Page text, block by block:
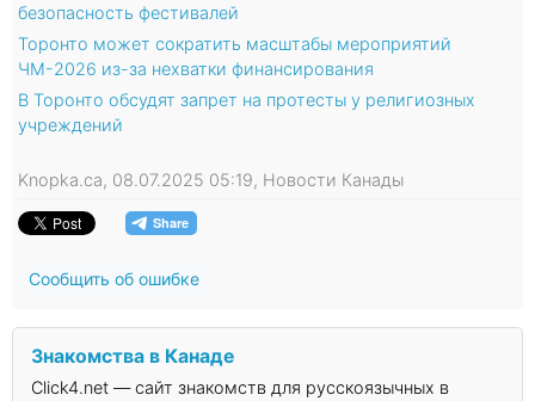
безопасность фестивалей
Торонто может сократить масштабы мероприятий
ЧМ-2026 из-за нехватки финансирования
В Торонто обсудят запрет на протесты у религиозных
учреждений
Knopka.ca, 08.07.2025 05:19, Новости Канады
Сообщить об ошибке
Знакомства в Канаде
Click4.net — сайт знакомств для русскоязычных в